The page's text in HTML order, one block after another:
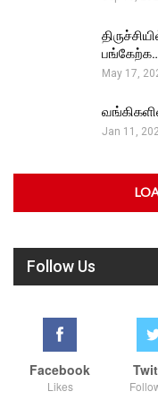
May 17,
Jan 11,
Follow Us
Facebook
Likes